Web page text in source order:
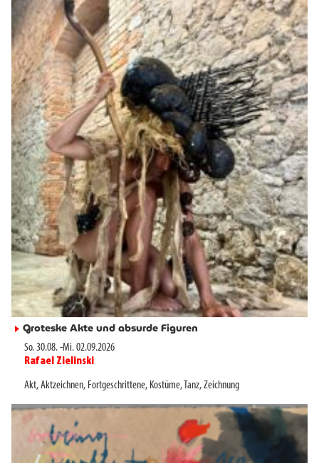
► Groteske Akte und absurde Figuren
So. 30.08.-Mi. 02.09.2026
Rafael Zielinski
Akt,Aktzeichnen, Fortgeschrittene, Kostüme, Tanz,Zeichnung